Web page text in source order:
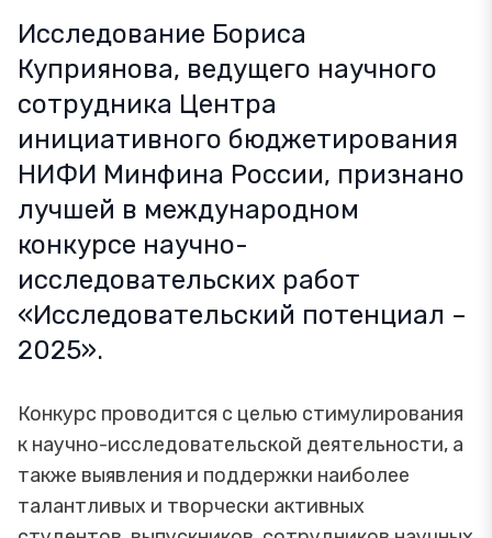
Исследование Бориса
Куприянова, ведущего научного
сотрудника Центра
инициативного бюджетирования
НИФИ Минфина России, признано
лучшей в международном
конкурсе научно-
исследовательских работ
«Исследовательский потенциал –
2025».
Конкурс проводится с целью стимулирования
к научно-исследовательской деятельности, а
также выявления и поддержки наиболее
талантливых и творчески активных